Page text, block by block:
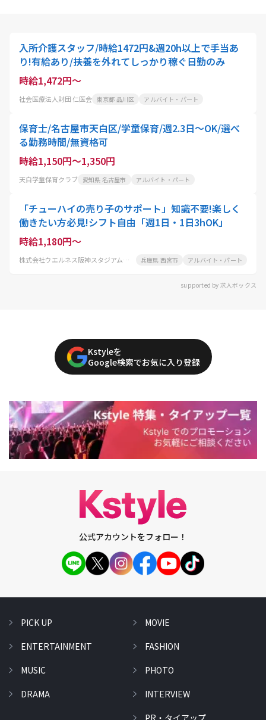
入所介護スタッフ/時給1472円&週20h以上で手当あ
り!有給あり/扶養を外れてしっかり稼ぐ日勤のみ
時給1,472円～
社会医療法人財団 仁医会 東京都 品川区 アルバイト・パート
保育士/名古屋市天白区/学童保育/週2.3日～OK/選べ
る勤務時間/無資格可
時給1,150円～1,350円
天白学童保育クラブ 愛知県 名古屋市 アルバイト・パート
「チューハイの売り子のサポート」知識不要!楽しく
働きたい方必見!シフト自由「週1日・1日3hOK」
時給1,180円～
株式会社ウエルネス阪神スタジアム事業部フードサービス事業課 兵庫県 西宮市 アルバイト・パート
supported by 求人ボックス
Kstyleを
Google検索でお気に入り登録
公式アカウントをフォロー！
PICK UP
ENTERTAINMENT
MUSIC
DRAMA
MOVIE
FASHION
PHOTO
INTERVIEW